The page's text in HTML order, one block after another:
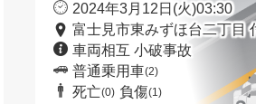
2024年3月12日(火)03:30
富士見市東みずほ台二丁目
車両相互 小破事故
普通乗用車(2)
死亡(0) 負傷(1)